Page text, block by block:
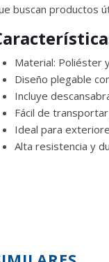
buscan productos
Material: Poliéster
Diseño plegable
Incluye
Fácil de
Ideal para
Alta resistencia y